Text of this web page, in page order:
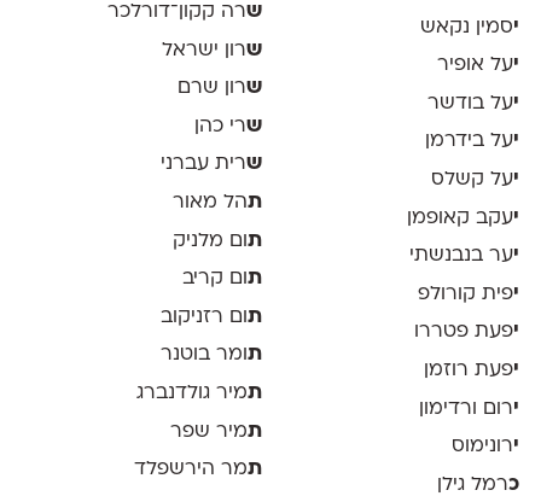
יסמין נקאש
יעל אופיר
יעל בודשר
יעל בידרמן
יעל קשלס
יעקב קאופמן
יער בנבנשתי
יפית קורולפ
יפעת פטררו
יפעת רוזמן
ירום ורדימון
ירונימוס
כרמל גילן
שרה קקון־דורלכר
שרון ישראל
שרון שרם
שרי כהן
שרית עברני
תהל מאור
תום מלניק
ת ום קריב
ת ום רזניקוב
תומר בוטנר
תמיר גולדנברג
תמיר שפר
תמר הירשפלד